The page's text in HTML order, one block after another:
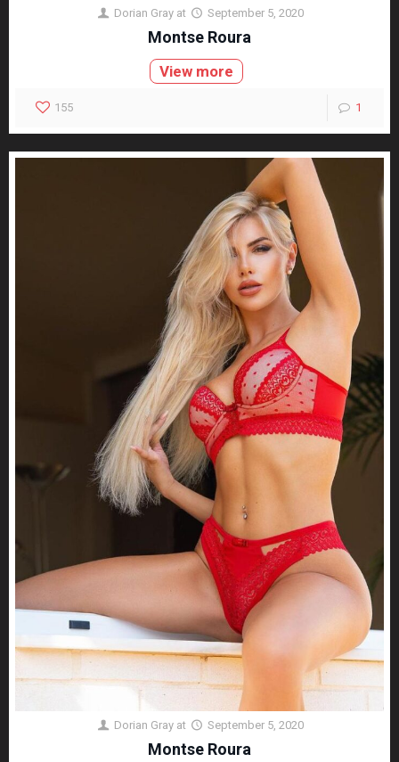
Dorian Gray at September 5, 2020
Montse Roura
View more
155 1
Dorian Gray at September 5, 2020
Montse Roura